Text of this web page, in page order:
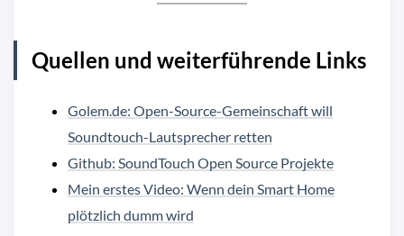
Quellen und weiterführende Links
Golem.de: Open-Source-Gemeinschaft will
Soundtouch-Lautsprecher retten
Github: SoundTouch Open Source Projekte
Mein erstes Video: Wenn dein Smart Home
plötzlich dumm wird